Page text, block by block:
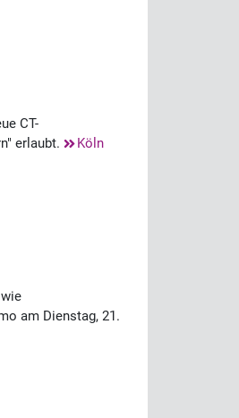
CT-
erlaubt.
Köln
am Dienstag, 21.